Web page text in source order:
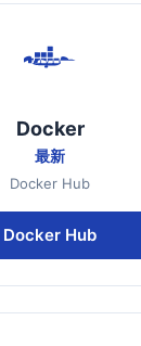
Docker
最新
Docker Hub
Docker Hub